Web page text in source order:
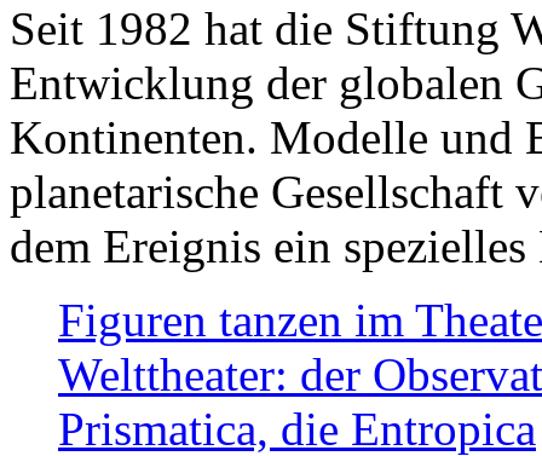
Seit 1982 hat die Stiftung
Entwicklung der globalen
Kontinenten. Modelle und
planetarische Gesellschaft
dem Ereignis ein
Figuren tanzen im
Welttheater: der
Prismatica, die Entropica